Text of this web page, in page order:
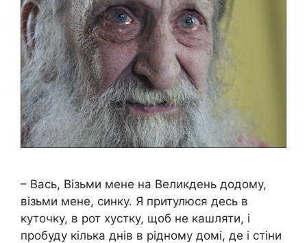
– Вась, Візьми мене на Великдень додому,
візьми мене, синку. Я притулюся десь в
куточку, в рот хустку, щоб не кашляти, і
пробуду кілька днів в рідному домі, де і стіни